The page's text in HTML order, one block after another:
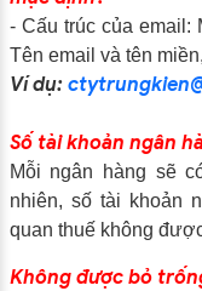
- Cấu trúc của email:
Tên email và tên
Ví dụ:
Số tài khoản ngân
Mỗi ngân hàng sẽ
nhiên, số tài khoản
quan thuế không
Không được bỏ